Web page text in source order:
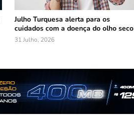
Julho Turquesa alerta para os
cuidados com a doença do olho seco
31 Julho, 2026